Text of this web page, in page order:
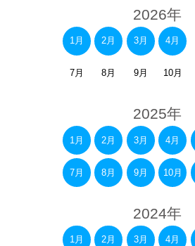
2026年
1月 2月 3月 4月
7月 8月 9月 10月
2025年
1月 2月 3月 4月
7月 8月 9月 10月
2024年
1月 2月 3月 4月